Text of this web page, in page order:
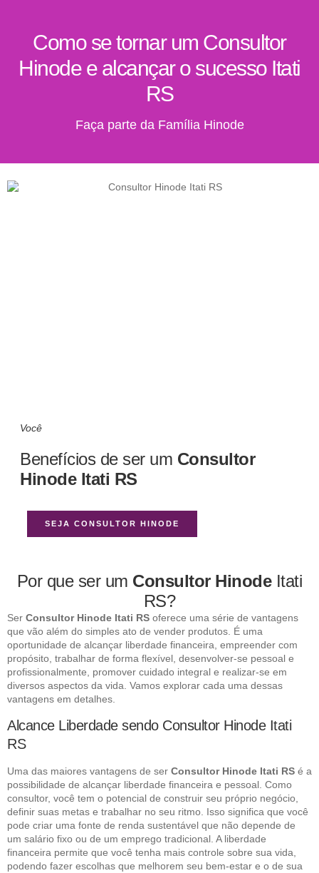
Como se tornar um Consultor
Hinode e alcançar o sucesso Itati
RS
Faça parte da Família Hinode
Você
Benefícios de ser um Consultor
Hinode Itati RS
SEJA CONSULTOR HINODE
Por que ser um Consultor HinodeItati
RS?
Ser Consultor Hinode Itati RS oferece uma série de vantagens
que vão além do simples ato de vender produtos. É uma
oportunidade de alcançar liberdade financeira, empreender com
propósito, trabalhar de forma flexível, desenvolver-se pessoal e
profissionalmente, promover cuidado integral e realizar-se em
diversos aspectos da vida. Vamos explorar cada uma dessas
vantagens em detalhes.
Alcance Liberdade sendo Consultor Hinode Itati
RS
Uma das maiores vantagens de ser Consultor Hinode Itati RS é a
possibilidade de alcançar liberdade financeira e pessoal. Como
consultor, você tem o potencial de construir seu próprio negócio,
definir suas metas e trabalhar no seu ritmo. Isso significa que você
pode criar uma fonte de renda sustentável que não depende de
um salário fixo ou de um emprego tradicional. A liberdade
financeira permite que você tenha mais controle sobre sua vida,
podendo fazer escolhas que melhorem seu bem-estar e o de sua